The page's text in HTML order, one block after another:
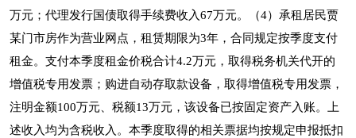
万元；代理发行国债取得手续费收入67万元。（4）承租居民贾
某门市房作为营业网点，租赁期限为3年，合同规定按季度支付
租金。支付本季度租金价税合计4.2万元，取得税务机关代开的
增值税专用发票；购进自动存取款设备，取得增值税专用发票，
注明金额100万元、税额13万元，该设备已按固定资产入账。上
述收入均为含税收入。本季度取得的相关票据均按规定申报抵扣